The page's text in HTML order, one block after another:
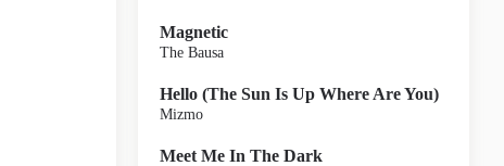
Magnetic
The Bausa
Hello (The Sun Is Up Where Are You)
Mizmo
Meet Me In The Dark